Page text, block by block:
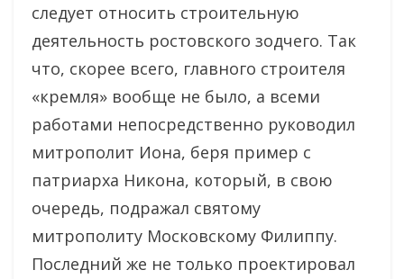
следует относить строительную
деятельность ростовского зодчего. Так
что, скорее всего, главного строителя
«кремля» вообще не было, а всеми
работами непосредственно руководил
митрополит Иона, беря пример с
патриарха Никона, который, в свою
очередь, подражал святому
митрополиту Московскому Филиппу.
Последний же не только проектировал